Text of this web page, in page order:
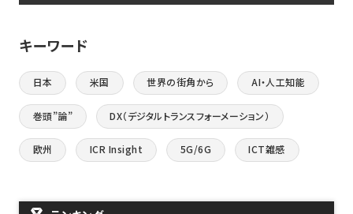
キーワード
日本 米国 世界の街角から AI・人工知能
巻頭”論” DX（デジタルトランスフォーメーション）
欧州 ICR Insight 5G/6G ICT雑感